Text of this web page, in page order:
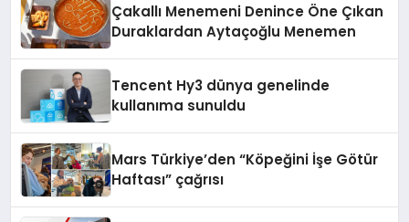
Çakallı Menemeni Denince Öne Çıkan
Duraklardan Aytaçoğlu Menemen
Tencent Hy3 dünya genelinde
kullanıma sunuldu
Mars Türkiye’den “Köpeğini İşe Götür
Haftası” çağrısı